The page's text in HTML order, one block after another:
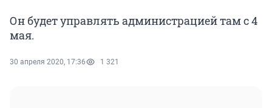
Он будет управлять администрацией там с 4
мая.
30 апреля 2020, 17:36 1 321